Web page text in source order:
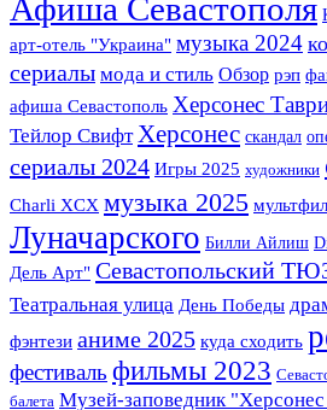
Афиша Севастополя
арт-отель "Украина" музыка 2024
сериалы мода и стиль Обзор рэп
афиша Севастополь Херсонес
Тейлор Свифт Херсонес скандал
сериалы 2024 Игры 2025 художники
Charli XCX музыка 2025
Луначарского Билли Айлиш
Дель Арт" Севастопольский
Театральная улица День Победы
фэнтези аниме 2025 куда сходить
фестиваль фильмы 2023
балета Музей-заповедник